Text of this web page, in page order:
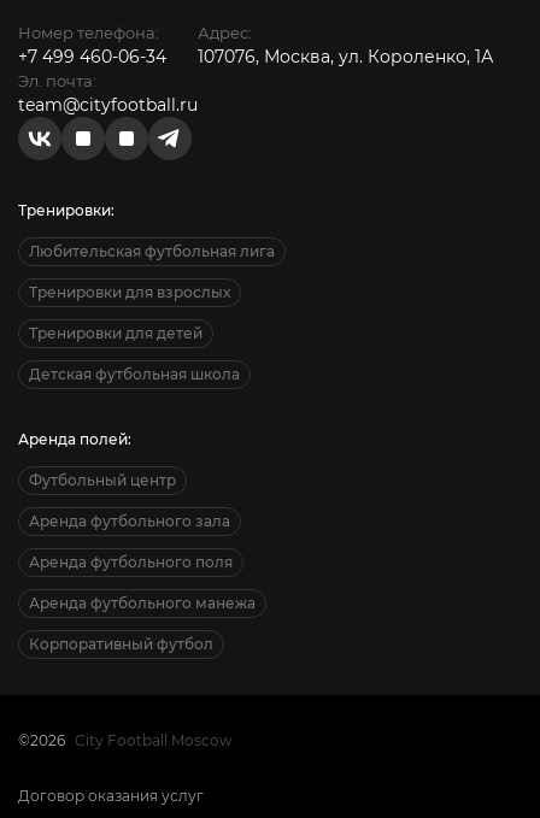
Номер телефона:
+7 499 460-06-34
Эл. почта:
team@cityfootball.ru
Адрес:
107076, Москва, ул. Короленко, 1А
Тренировки:
Любительская футбольная лига
Тренировки для взрослых
Тренировки для детей
Детская футбольная школа
Аренда полей:
Футбольный центр
Аренда футбольного зала
Аренда футбольного поля
Аренда футбольного манежа
Корпоративный футбол
©2026 City Football Moscow
Договор оказания услуг